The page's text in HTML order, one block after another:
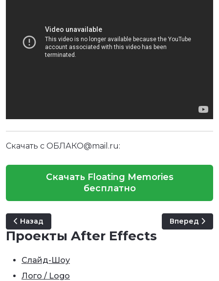
Скачать с ОБЛАКО@mail.ru:
Скачать Floating Memories
бесплатно
Предыдущий: Autumn River Photo Gallery
Назад Следующий:
Вперед
Проекты After Effects
Слайд-Шоу
Лого / Logo